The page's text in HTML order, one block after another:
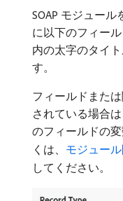
SOAP モジュール
に以下のフィー
内の太字のタイ
す。
フィールドまた
されている場合
のフィールドの
くは、 モジュー
してください。